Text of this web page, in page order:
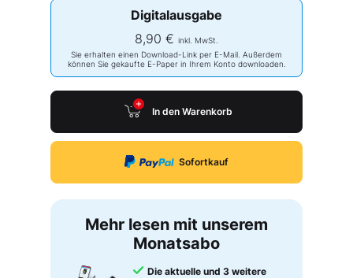
Digitalausgabe
8,90 € inkl. MwSt.
Sie erhalten einen Download-Link per E-Mail. Außerdem
können Sie gekaufte E-Paper in Ihrem Konto downloaden.
In den Warenkorb
Sofortkauf
Mehr lesen mit unserem
Monatsabo
Die aktuelle und 3 weitere